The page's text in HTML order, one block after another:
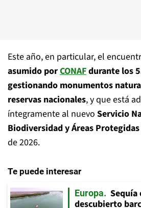
Este año, en particular, el
asumido porCONAFdurante los
gestionando monumentos
reservas nacionales, y que está
íntegramente al nuevo Servicio
Biodiversidad y Áreas Protegidas
de 2026.
Te puede interesar
Europa
Sequía
descubierto